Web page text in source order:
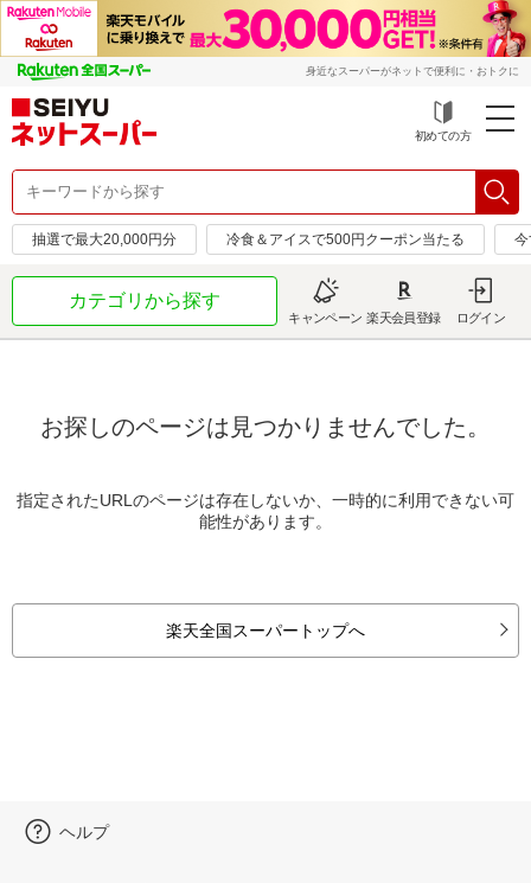
身近なスーパーがネットで便利に・おトクに
初めての方
抽選で最大20,000円分 冷食＆アイスで500円クーポン当たる
カテゴリから探す
キャンペーン 楽天会員登録 ログイン
お探しのページは見つかりませんでした。
指定されたURLのページは存在しないか、一時的に利用できない可
能性があります。
楽天全国スーパートップへ
ヘルプ